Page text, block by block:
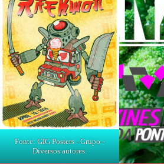
Fonte: GIG Posters - Grupo -
Diversos autores.